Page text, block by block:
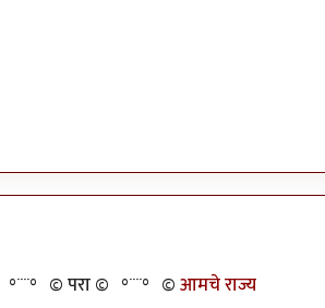
परा ©º°¨¨°º©आमचे राज्य